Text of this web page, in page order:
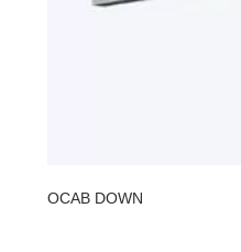
OCAB DOWN